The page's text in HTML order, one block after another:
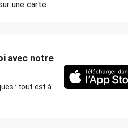
une carte
avec notre
: tout est à